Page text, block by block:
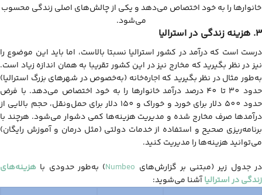
خانوارها را به خود اختصاص می‌دهد و یکی از چالش‌های اصلی زندگی محسوب
می‌شود.
3. هزینه زندگی در استرالیا
درست است که درآمد در کشور استرالیا نسبتا بالاست، اما باید این موضوع را
نیز در نظر بگیرید که مخارج نیز در این کشور تقریبا به همان اندازه زیاد است.
به‌طور مثال در نظر بگیرید که اجاره‌خانه (به‌خصوص در شهرهای بزرگ استرالیا)
حدود 30 تا 40 درصد درآمد خانوارها را به خود اختصاص می‌دهد. با فرض
حدود 500 دلار برای خورد و خوراک و 150 دلار برای حمل‌ونقل، حجم بالایی از
درآمدها صرف مخارج شده و مدیریت هزینه‌ها کمی دشوار می‌شود. هرچند با
برنامه‌ریزی صحیح و استفاده از خدمات دولتی (مثل درمان و آموزش رایگان)
می‌توانید هزینه‌ها را مدیریت کنید.
در جدول زیر (مبتنی بر گزارش‌های Numbeo
) به‌طور حدودی با هزینه‌های
زندگی در استرالیاآشنا می‌شوید: